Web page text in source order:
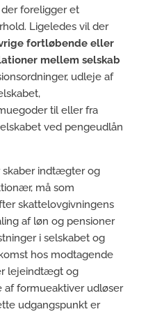
foreligger et
Ligeledes vil der
fortløbende eller
mellem selskab
udleje af
til eller fra
ved pengeudlån
skaber indtægter og
må som
skattelovgivningens
af løn og pensioner
i selskabet og
hos modtagende
lejeindtægt og
formueaktiver udløser
udgangspunkt er